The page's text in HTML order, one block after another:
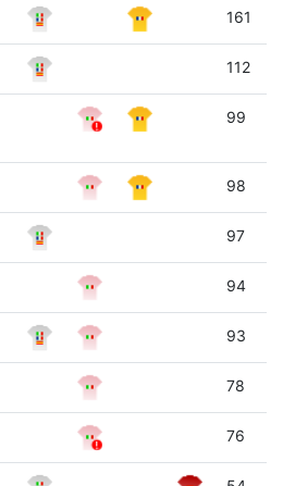
161
112
99
98
97
94
93
78
76